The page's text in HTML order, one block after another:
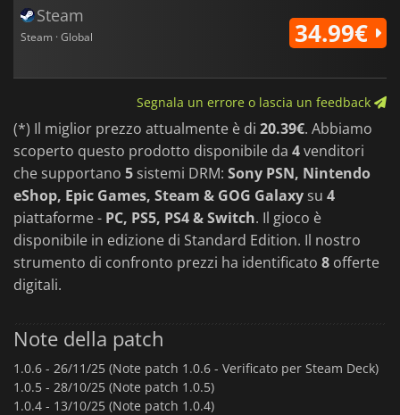
Per gli amanti del completamento, il gioco include anche una
"Material Collection" da collezione che vi ricompensa con
musica, opere d'arte e altri tesori che celebrano la storia di
Fondendo l'azione ad alta velocità diYs con la narrazione
un crossover che sembra allo stesso tempo nostalgico e
nuovo. È un punto di ingresso accogliente per i nuovi arrivati
che vogliono semplicemente immergersi in un gioco di ruolo
d'azione veloce e divertente, pieno di personalità e di cuore.
Steam
Steam · Global 34.99€
Segnala un errore o lascia un feedback
(*) Il miglior prezzo attualmente è di 20.39€. Abbiamo
scoperto questo prodotto disponibile da 4venditori
che supportano 5 sistemi DRM: Sony PSN, Nintendo
eShop, Epic Games, Steam & GOG Galaxy su 4
piattaforme - PC, PS5, PS4 & Switch. Il gioco è
disponibile in edizione di Standard Edition. Il nostro
strumento di confronto prezzi ha identificato 8 offerte
digitali.
Note della patch
1.0.6 - 26/11/25 (Note patch 1.0.6 - Verificato per Steam Deck)
1.0.5 - 28/10/25 (Note patch 1.0.5)
1.0.4 - 13/10/25 (Note patch 1.0.4)